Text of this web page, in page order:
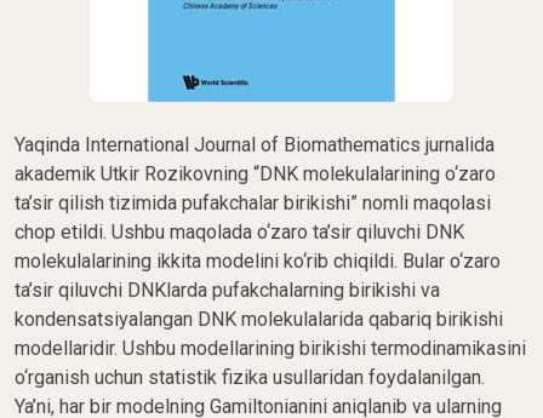
Yaqinda International Journal of Biomathematics jurnalida
akademik Utkir Rozikovning “DNK molekulalarining o‘zaro
ta’sir qilish tizimida pufakchalar birikishi” nomli maqolasi
chop etildi. Ushbu maqolada o‘zaro ta’sir qiluvchi DNK
molekulalarining ikkita modelini ko‘rib chiqildi. Bular o‘zaro
ta’sir qiluvchi DNKlarda pufakchalarning birikishi va
kondensatsiyalangan DNK molekulalarida qabariq birikishi
modellaridir. Ushbu modellarining birikishi termodinamikasini
o‘rganish uchun statistik fizika usullaridan foydalanilgan.
Ya’ni, har bir modelning Gamiltonianini aniqlanib va ularning